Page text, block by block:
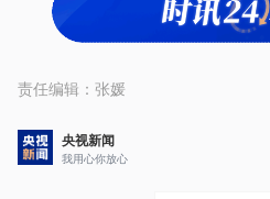
责任编辑： 张媛
央视新闻
我用心你放心